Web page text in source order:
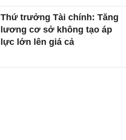
Thứ trưởng Tài chính: Tăng
lương cơ sở không tạo áp
lực lớn lên giá cả